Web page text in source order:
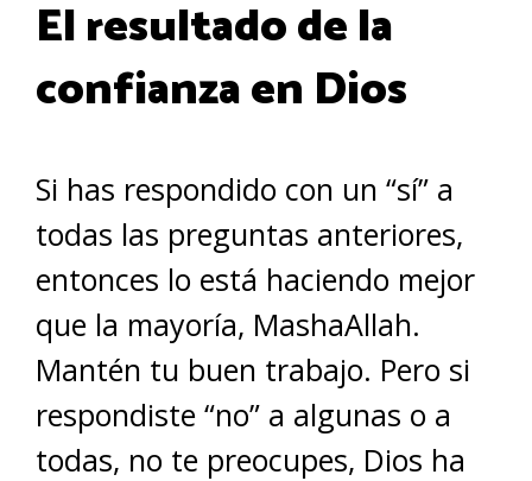
El resultado de la
confianza en Dios
Si has respondido con un “sí” a
todas las preguntas anteriores,
entonces lo está haciendo mejor
que la mayoría, MashaAllah.
Mantén tu buen trabajo. Pero si
respondiste “no” a algunas o a
todas, no te preocupes, Dios ha